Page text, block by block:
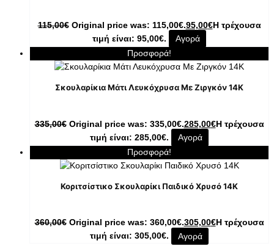
115,00€ Original price was: 115,00€.95,00€Η τρέχουσα
τιμή είναι: 95,00€.
Αγορά
Προσφορά!
Σκουλαρίκια Μάτι Λευκόχρυσα Με Ζιργκόν 14K
335,00€ Original price was: 335,00€.285,00€Η τρέχουσα
τιμή είναι: 285,00€.
Αγορά
Προσφορά!
Κοριτσίστικο Σκουλαρίκι Παιδικό Χρυσό 14K
360,00€ Original price was: 360,00€.305,00€Η τρέχουσα
τιμή είναι: 305,00€.
Αγορά